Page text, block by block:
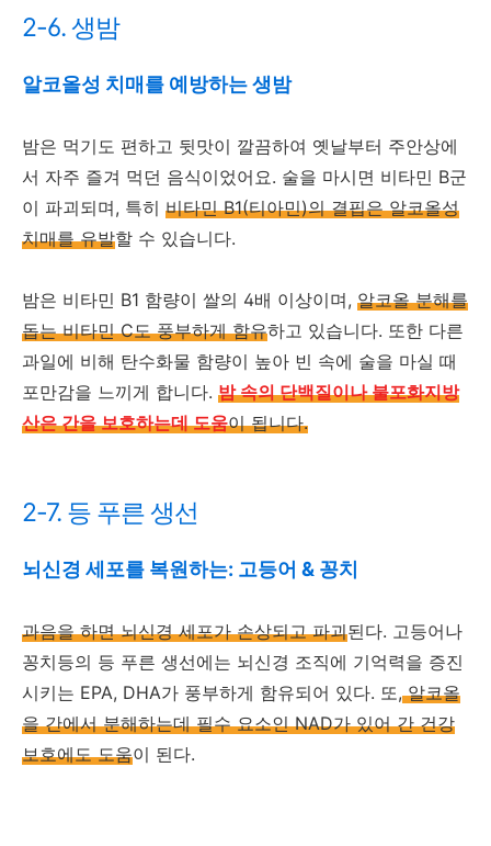
2-6. 생밤
알코올성 치매를 예방하는 생밤
밤은 먹기도 편하고 뒷맛이 깔끔하여 옛날부터 주안상에
서 자주 즐겨 먹던 음식이었어요. 술을 마시면 비타민 B군
이 파괴되며, 특히 비타민 B1(티아민)의 결핍은 알코올성
치매를 유발할 수 있습니다.
밤은 비타민 B1 함량이 쌀의 4배 이상이며, 알코올 분해를
돕는 비타민 C도 풍부하게 함유하고 있습니다. 또한 다른
과일에 비해 탄수화물 함량이 높아 빈 속에 술을 마실 때
포만감을 느끼게 합니다. 밤 속의 단백질이나 불포화지방
산은 간을 보호하는데 도움이 됩니다.
2-7. 등 푸른 생선
뇌신경 세포를 복원하는: 고등어 & 꽁치
과음을 하면 뇌신경 세포가 손상되고 파괴된다. 고등어나
꽁치등의 등 푸른 생선에는 뇌신경 조직에 기억력을 증진
시키는 EPA, DHA가 풍부하게 함유되어 있다. 또,알코올
을 간에서 분해하는데 필수 요소인 NAD가 있어 간 건강
보호에도 도움이 된다.